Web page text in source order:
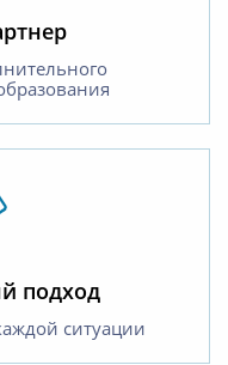
подход
ситуации